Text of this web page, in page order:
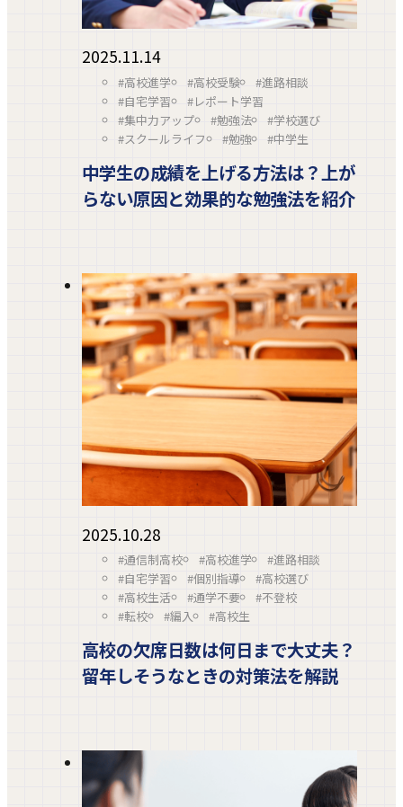
2025.11.14
#高校進学 #高校受験
#進路相談
#自宅学習
#レポート学習
#集中力アップ
#勉強法
#学校選び
#スクールライフ
#勉強 #中学生
中学生の成績を上げる方法は？上が
らない原因と効果的な勉強法を紹介
2025.10.28
#通信制高校 #高校進学
#進路相談
#自宅学習
#個別指導
#高校選び
#高校生活
#通学不要
#不登校
#転校
#編入 #高校生
高校の欠席日数は何日まで大丈夫？
留年しそうなときの対策法を解説